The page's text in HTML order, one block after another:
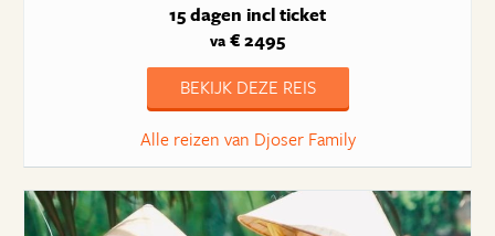
15 dagen incl ticket
va € 2495
BEKIJK DEZE REIS
Alle reizen van Djoser Family